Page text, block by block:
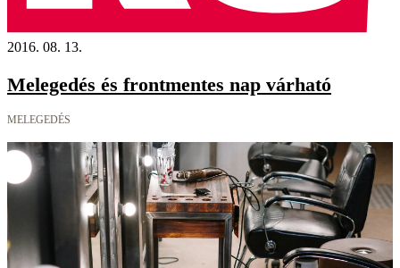
2016. 08. 13.
Melegedés és frontmentes nap várható
MELEGEDÉS